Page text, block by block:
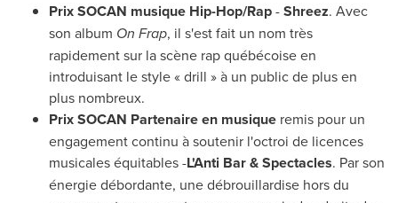
Prix SOCAN musique Hip-Hop/Rap-Shreez. Avec
son album On Frap, il s'est fait un nom très
rapidement sur la scène rap québécoise en
introduisant le style « drill » à un public de plus en
plus nombreux.
Prix SOCAN Partenaire en musique remis pour un
engagement continu à soutenir l'octroi de licences
musicales équitables -L'Anti Bar & Spectacles. Par son
énergie débordante, une débrouillardise hors du